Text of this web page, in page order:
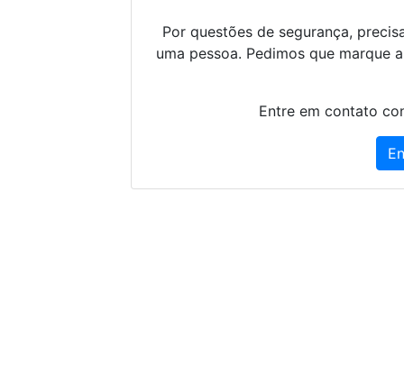
Por questões de segurança,
uma pessoa. Pedimos que marque
Entre em contato